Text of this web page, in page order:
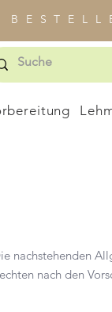
nachstehenden
nach den